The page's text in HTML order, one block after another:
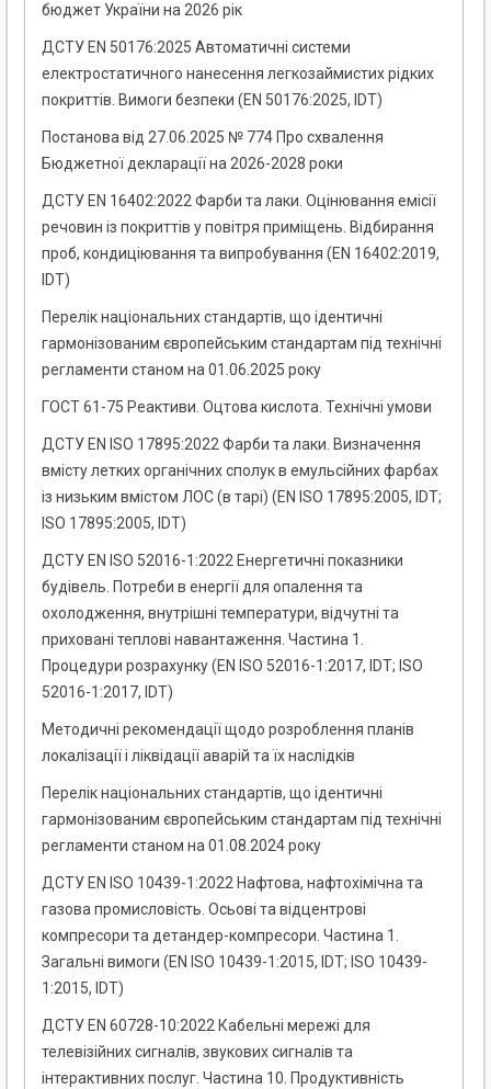
бюджет України на 2026 рік
ДСТУ EN 50176:2025 Автоматичні системи
електростатичного нанесення легкозаймистих рідких
покриттів. Вимоги безпеки (EN 50176:2025, IDT)
Постанова від 27.06.2025 № 774 Про схвалення
Бюджетної декларації на 2026-2028 роки
ДСТУ EN 16402:2022 Фарби та лаки. Оцінювання емісії
речовин із покриттів у повітря приміщень. Відбирання
проб, кондиціювання та випробування (EN 16402:2019,
IDT)
Перелік національних стандартів, що ідентичні
гармонізованим європейським стандартам під технічні
регламенти станом на 01.06.2025 року
ГОСТ 61-75 Реактиви. Оцтова кислота. Технічні умови
ДСТУ EN ISO 17895:2022 Фарби та лаки. Визначення
вмісту летких органічних сполук в емульсійних фарбах
із низьким вмістом ЛОС (в тарі) (EN ISO 17895:2005, IDT;
ISO 17895:2005, IDT)
ДСТУ EN ISO 52016-1:2022 Енергетичні показники
будівель. Потреби в енергії для опалення та
охолодження, внутрішні температури, відчутні та
приховані теплові навантаження. Частина 1.
Процедури розрахунку (EN ISO 52016-1:2017, IDT; ISO
52016-1:2017, IDT)
Методичні рекомендації щодо розроблення планів
локалізації і ліквідації аварій та їх наслідків
Перелік національних стандартів, що ідентичні
гармонізованим європейським стандартам під технічні
регламенти станом на 01.08.2024 року
ДСТУ EN ISO 10439-1:2022 Нафтова, нафтохімічна та
газова промисловість. Осьові та відцентрові
компресори та детандер-компресори. Частина 1.
Загальні вимоги (EN ISO 10439-1:2015, IDT; ISO 10439-
1:2015, IDT)
ДСТУ EN 60728-10:2022 Кабельні мережі для
телевізійних сигналів, звукових сигналів та
інтерактивних послуг. Частина 10. Продуктивність